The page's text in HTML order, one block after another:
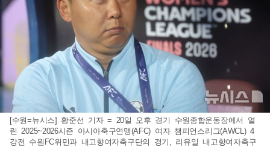
[수원=뉴시스] 황준선 기자 = 20일 오후 경기 수원종합운동장에서 열
린 2025~2026시즌 아시아축구연맹(AFC) 여자 챔피언스리그(AWCL) 4
강전 수원FC위민과 내고향여자축구단의 경기, 리유일 내고향여자축구